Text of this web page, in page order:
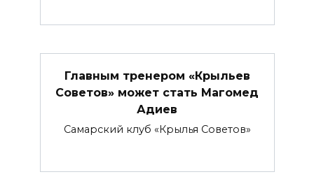
Главным тренером «Крыльев
Советов» может стать Магомед
Адиев
Самарский клуб «Крылья Советов»